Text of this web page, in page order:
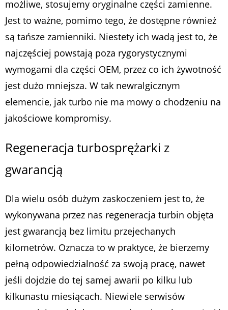
możliwe, stosujemy oryginalne części zamienne.
Jest to ważne, pomimo tego, że dostępne również
są tańsze zamienniki. Niestety ich wadą jest to, że
najczęściej powstają poza rygorystycznymi
wymogami dla części OEM, przez co ich żywotność
jest dużo mniejsza. W tak newralgicznym
elemencie, jak turbo nie ma mowy o chodzeniu na
jakościowe kompromisy.
Regeneracja turbosprężarki z
gwarancją
Dla wielu osób dużym zaskoczeniem jest to, że
wykonywana przez nas regeneracja turbin objęta
jest gwarancją bez limitu przejechanych
kilometrów. Oznacza to w praktyce, że bierzemy
pełną odpowiedzialność za swoją pracę, nawet
jeśli dojdzie do tej samej awarii po kilku lub
kilkunastu miesiącach. Niewiele serwisów